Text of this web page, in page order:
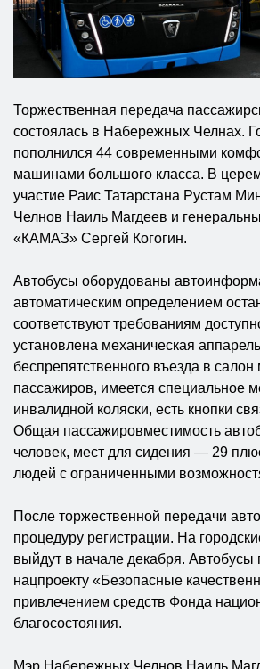
Торжественная передача
состоялась в Набережных Челнах.
пополнился 44 современными
машинами большого класса. В
участие Раис Татарстана Рустам
Челнов Наиль Магдеев и
«КАМАЗ» Сергей Когогин.
Автобусы оборудованы
автоматическим определением
соответствуют требованиям
установлена механическая
беспрепятственного въезда в
пассажиров, имеется специальное
инвалидной коляски, есть кнопки
Общая пассажировместимость
человек, мест для сидения — 29
людей с ограниченными
После торжественной передачи
процедуру регистрации. На
выйдут в начале декабря. Автобусы
нацпроекту «Безопасные
привлечением средств Фонда
благосостояния.